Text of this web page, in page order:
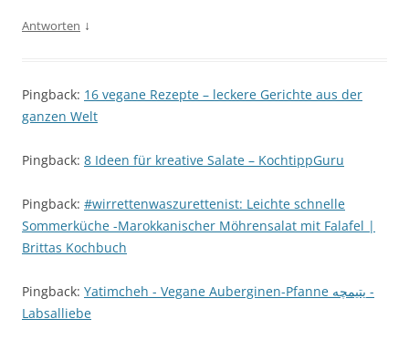
Antworten ↓
Pingback: 16 vegane Rezepte – leckere Gerichte aus der
ganzen Welt
Pingback: 8 Ideen für kreative Salate – KochtippGuru
Pingback: #wirrettenwaszurettenist: Leichte schnelle
Sommerküche -Marokkanischer Möhrensalat mit Falafel |
Brittas Kochbuch
Pingback: Yatimcheh - Vegane Auberginen-Pfanne یتیمچه -
Labsalliebe